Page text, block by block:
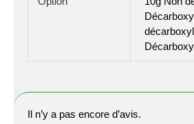
Il n’y a pas encore d’avis.